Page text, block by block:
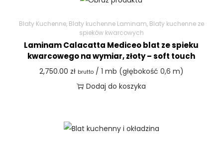
Blaty Kuchenne, Blaty kuchenne Laminam, Blaty kuchenne ze
spieków kwarcowych
Laminam Calacatta Mediceo blat ze spieku
kwarcowego na wymiar, złoty – soft touch
2,750.00 zł brutto/ 1 mb (głębokość 0,6 m)
Dodaj do koszyka